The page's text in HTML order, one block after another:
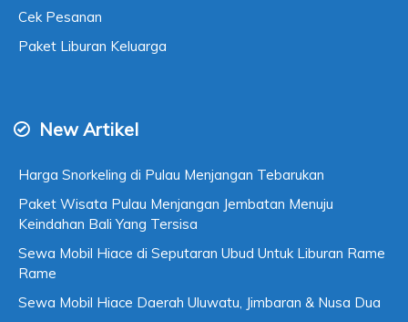
Cek Pesanan
Paket Liburan Keluarga
New Artikel
Harga Snorkeling di Pulau Menjangan Tebarukan
Paket Wisata Pulau Menjangan Jembatan Menuju
Keindahan Bali Yang Tersisa
Sewa Mobil Hiace di Seputaran Ubud Untuk Liburan Rame
Rame
Sewa Mobil Hiace Daerah Uluwatu, Jimbaran & Nusa Dua